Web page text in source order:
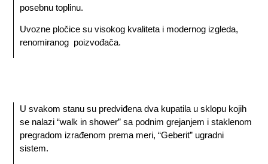
posebnu toplinu.
Uvozne pločice su visokog kvaliteta i modernog izgleda,
renomiranog poizvođača.
U svakom stanu su predviđena dva kupatila u sklopu kojih
se nalazi “walk in shower” sa podnim grejanjem i staklenom
pregradom izrađenom prema meri, “Geberit” ugradni
sistem.